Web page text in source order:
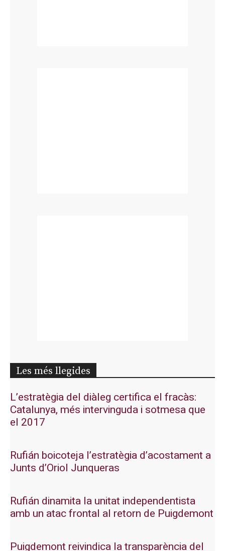
Les més llegides
L’estratègia del diàleg certifica el fracàs:
Catalunya, més intervinguda i sotmesa que
el 2017
Rufián boicoteja l’estratègia d’acostament a
Junts d’Oriol Junqueras
Rufián dinamita la unitat independentista
amb un atac frontal al retorn de Puigdemont
Puigdemont reivindica la transparència del